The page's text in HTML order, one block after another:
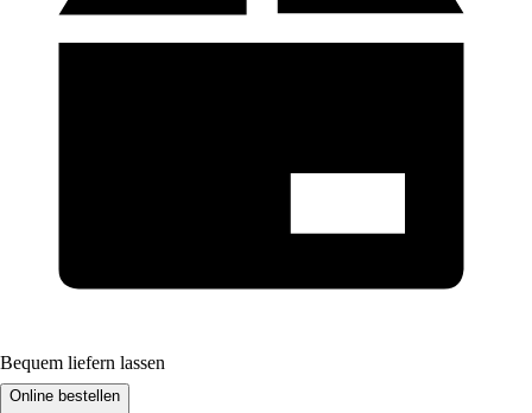
Bequem liefern lassen
Online bestellen